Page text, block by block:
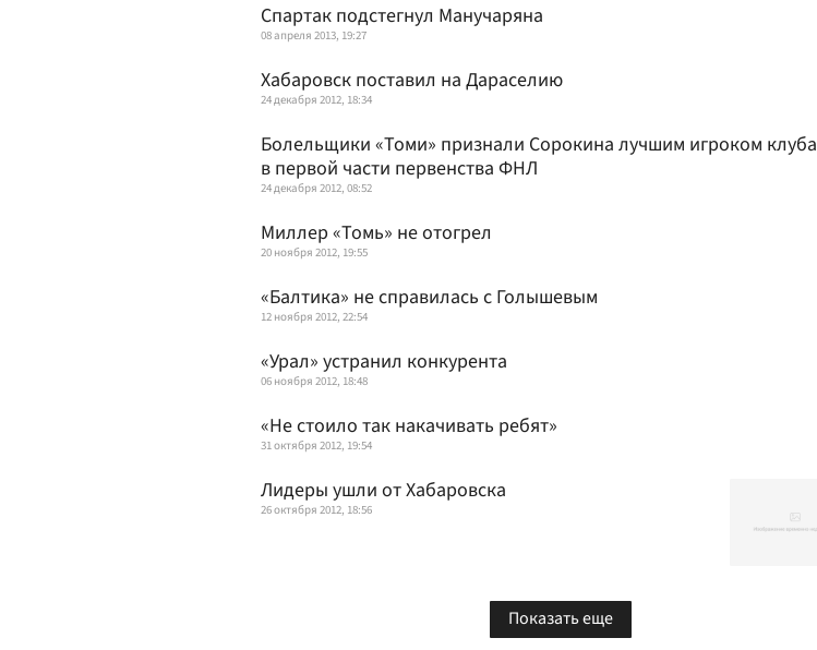
Спартак подстегнул Манучаряна
08 апреля 2013, 19:27
Хабаровск поставил на Дараселию
24 декабря 2012, 18:34
Болельщики «Томи» признали Сорокина лучшим игроком клуба
в первой части первенства ФНЛ
24 декабря 2012, 08:52
Миллер «Томь» не отогрел
20 ноября 2012, 19:55
«Балтика» не справилась с Голышевым
12 ноября 2012, 22:54
«Урал» устранил конкурента
06 ноября 2012, 18:48
«Не стоило так накачивать ребят»
31 октября 2012, 19:54
Лидеры ушли от Хабаровска
26 октября 2012, 18:56
Показать еще